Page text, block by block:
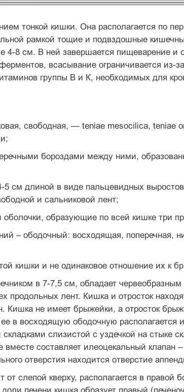
тонкой кишки. Она располагается по
рамкой тощие и подвздошные
4-8 см. В ней завершается пищеварение и
всасывание ограничивается из-
группы В и К, необходимых для
свободная, — teniae mesocilica, teniae
бороздами между ними,
см длиной в виде пальцевидных
и сальниковой лент;
образующие по всей кишке три
– ободочный: восходящая, поперечная,
кишки и не одинаковое отношение их к
в 7-7,5 см, обладает червеобразным
продольных лент. Кишка и отросток
не имеет брыжейки, а отросток
в восходящую ободочную располагается
слизистой с уздечкой на стыке
составляет илеоцекальный клапан
отверстия находится отверстие
слепой кверху, располагается в правой